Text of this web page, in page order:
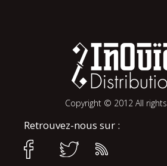
Copyright © 2012 All
Retrouvez-nous sur :